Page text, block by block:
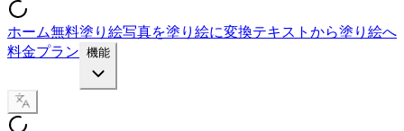
ホーム無料塗り絵写真を塗り絵に変換テキストから塗り絵へ
料金プラン 機能